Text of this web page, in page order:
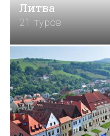
Литва
21 туров